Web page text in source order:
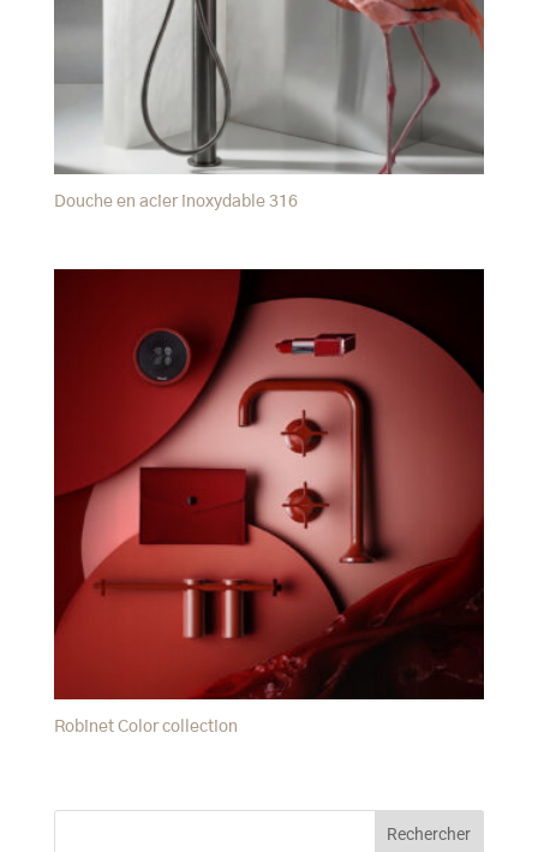
Douche en acier inoxydable 316
Robinet Color collection
Rechercher